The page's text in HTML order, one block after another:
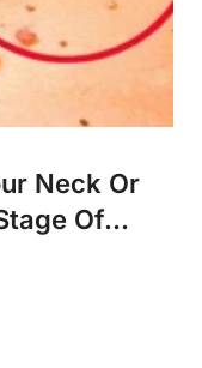
Neck Or
Of...